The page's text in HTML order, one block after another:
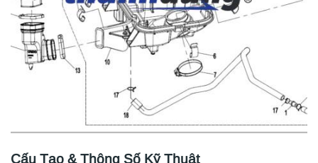
Cấu Tạo & Thông Số Kỹ Thuật